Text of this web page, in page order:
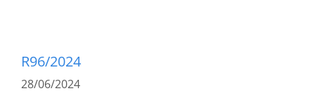
R96/2024
28/06/2024